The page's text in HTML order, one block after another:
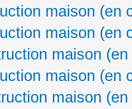
maison (en
maison (en
maison
maison (en
maison